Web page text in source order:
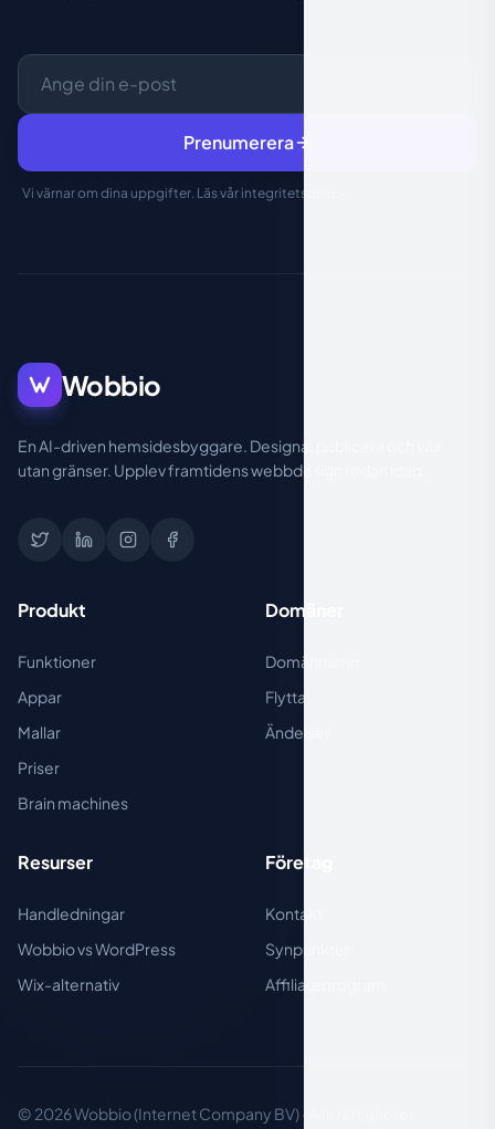
Prenumerera
Vi värnar om dina uppgifter. Läs vår integritetspolicy
Wobbio
En AI-driven hemsidesbyggare. Designa, publicera och väx
utan gränser. Upplev framtidens webbdesign redan idag.
Produkt
Funktioner
Appar
Mallar
Priser
Brain machines
Domäner
Domännamn
Flytta
Ändelser
Resurser
Handledningar
Wobbio vs WordPress
Wix-alternativ
Företag
Kontakt
Synpunkter
Affiliateprogram
© 2026 Wobbio (Internet Company BV) · Alla rättigheter